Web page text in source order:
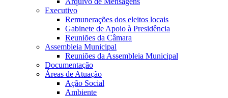
Executivo
Remunerações dos eleitos locais
Gabinete de Apoio à Presidência
Reuniões da Câmara
Assembleia Municipal
Reuniões da Assembleia Municipal
Documentação
Áreas de Atuação
Ação Social
Ambiente